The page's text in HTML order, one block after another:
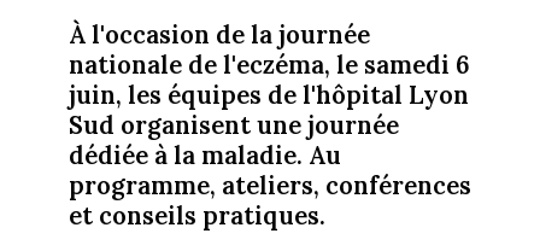
À l'occasion de la journée
nationale de l'eczéma, le samedi 6
juin, les équipes de l'hôpital Lyon
Sud organisent une journée
dédiée à la maladie. Au
programme, ateliers, conférences
et conseils pratiques.